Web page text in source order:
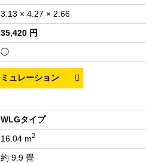
3.13 × 4.27 × 2.66
35,420 円
◯
WLGタイプ
16.04 m2
約 9.9 畳